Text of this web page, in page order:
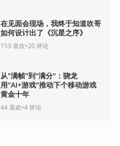
在见面会现场，我终于知道吹哥
如何设计出了《沉星之序》
153 喜欢•20评论
从"满帧"到"满分"：骁龙
用"AI+游戏"推动下个移动游戏
黄金十年
44喜欢•4评论